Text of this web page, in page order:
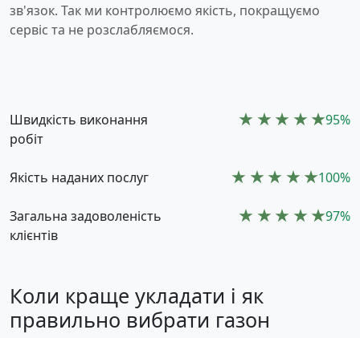
зв'язок. Так ми контролюємо якість, покращуємо
сервіс та не розслабляємося.
Швидкість виконання
робіт
95%
Якість наданих послуг 100%
Загальна задоволеність
клієнтів
97%
Коли краще укладати і як
правильно вибрати газон